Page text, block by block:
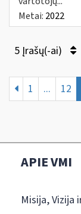
Metai: 2022
5 Įrašų(-ai)
1 ... 12
APIE VMI
Misija, Vizija